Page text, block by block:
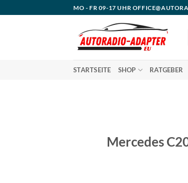
Inhalt
MO - FR 09-17 UHR
STARTSEITE SHOP RATGEBER
Mercedes